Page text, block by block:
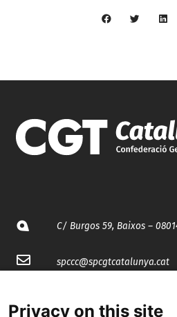
C/ Burgos 59, Baixos –
spccc@spcgtcatalunya.cat
Privacy on this site